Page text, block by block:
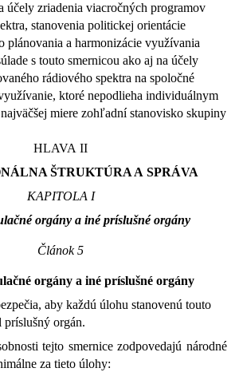
účely zriadenia viacročných programov
stanovenia politickej orientácie
plánovania a harmonizácie využívania
s touto smernicou ako aj na účely
rádiového spektra na spoločné
ktoré nepodlieha individuálnym
miere zohľadní stanovisko skupiny
HLAVA II
ŠTRUKTÚRA A SPRÁVA
KAPITOLA I
orgány a iné príslušné orgány
Článok 5
orgány a iné príslušné orgány
aby každú úlohu stanovenú touto
orgán.
tejto smernice zodpovedajú národné
za tieto úlohy: